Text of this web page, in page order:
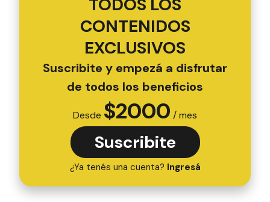
TODOS LOS
CONTENIDOS
EXCLUSIVOS
Suscribite y empezá a disfrutar
de todos los beneficios
Desde $2000 / mes
Suscribite
¿Ya tenés una cuenta? Ingresá